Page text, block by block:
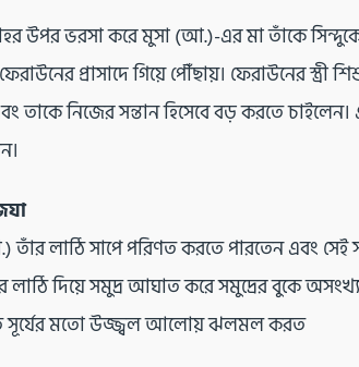
উপর ভরসা করে মুসা (আ.)-এর মা তাঁকে
প্রাসাদে গিয়ে পৌঁছায়। ফেরাউনের স্ত্রী
তাকে নিজের সন্তান হিসেবে বড় করতে
তাঁর লাঠি সাপে পরিণত করতে পারতেন এবং
লাঠি দিয়ে সমুদ্র আঘাত করে সমুদ্রের বুকে অসংখ্য
সূর্যের মতো উজ্জ্বল আলোয় ঝলমল করত